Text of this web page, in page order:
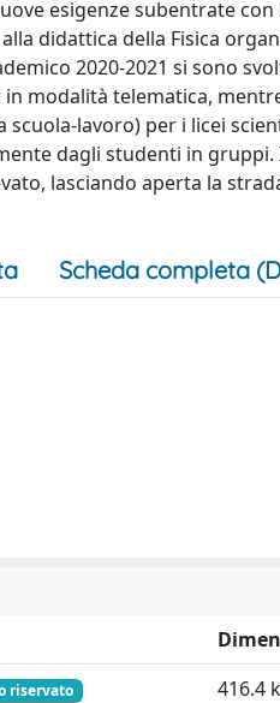
esigenze subentrate
didattica della Fisica
2020-2021 si sono
modalità telematica,
lavoro) per i licei
dagli studenti in
lasciando aperta la
Scheda completa
riservato 416.4